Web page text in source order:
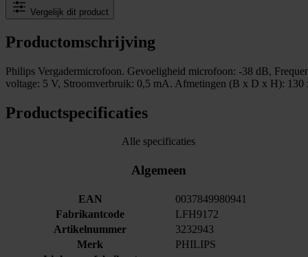
Vergelijk dit product
Productomschrijving
Philips Vergadermicrofoon. Gevoeligheid microfoon: -38 dB,
voltage: 5 V, Stroomverbruik: 0,5 mA. Afmetingen (B x D x H):
Productspecificaties
Alle specificaties
Algemeen
EAN
0037849980941
Fabrikantcode
LFH9172
Artikelnummer
3232943
Merk
PHILIPS